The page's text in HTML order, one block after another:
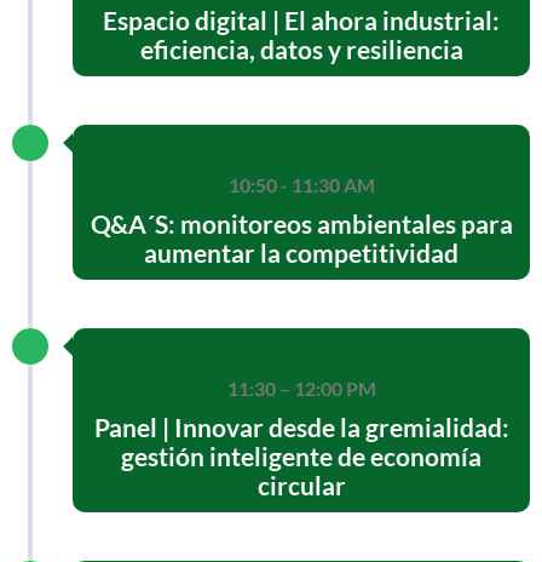
Espacio digital | El ahora industrial:
eficiencia, datos y resiliencia
10:50 - 11:30 AM
Q&A´S: monitoreos ambientales para
aumentar la competitividad
11:30 – 12:00 PM
Panel | Innovar desde la gremialidad:
gestión inteligente de economía
circular